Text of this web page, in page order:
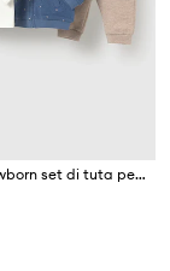
Mayoral Newborn set di tuta per neonati con cotone